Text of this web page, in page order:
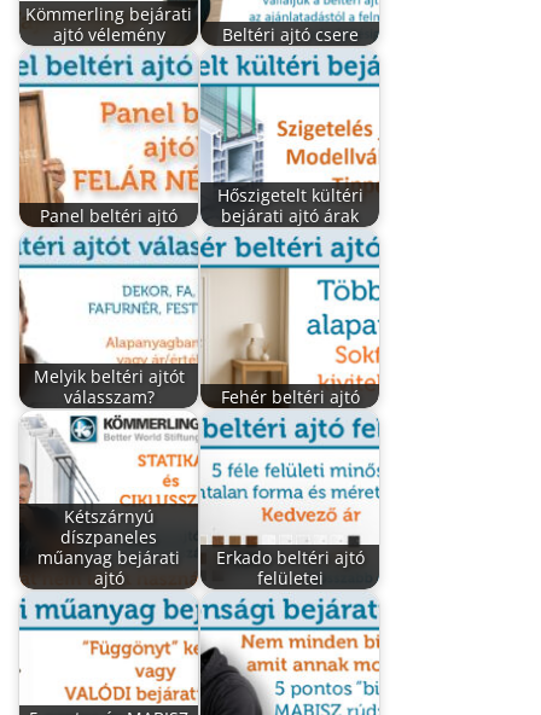
Kömmerling bejárati
ajtó vélemény
Beltéri ajtó csere
Panel beltéri ajtó
Hőszigetelt kültéri
bejárati ajtó árak
Melyik beltéri ajtót
válasszam?
Fehér beltéri ajtó
Kétszárnyú
díszpaneles
műanyag bejárati
ajtó
Erkado beltéri ajtó
felületei